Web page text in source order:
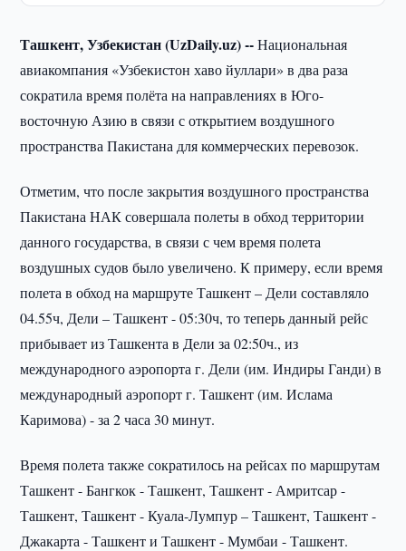
Ташкент, Узбекистан (UzDaily.uz) --Национальная
авиакомпания «Узбекистон хаво йуллари» в два раза
сократила время полёта на направлениях в Юго-
восточную Азию в связи с открытием воздушного
пространства Пакистана для коммерческих перевозок.
Отметим, что после закрытия воздушного пространства
Пакистана НАК совершала полеты в обход территории
данного государства, в связи с чем время полета
воздушных судов было увеличено. К примеру, если время
полета в обход на маршруте Ташкент – Дели составляло
04.55ч, Дели – Ташкент - 05:30ч, то теперь данный рейс
прибывает из Ташкента в Дели за 02:50ч., из
международного аэропорта г. Дели (им. Индиры Ганди) в
международный аэропорт г. Ташкент (им. Ислама
Каримова) - за 2 часа 30 минут.
Время полета также сократилось на рейсах по маршрутам
Ташкент - Бангкок - Ташкент, Ташкент - Амритсар -
Ташкент, Ташкент - Куала-Лумпур – Ташкент, Ташкент -
Джакарта - Ташкент и Ташкент - Мумбаи - Ташкент.